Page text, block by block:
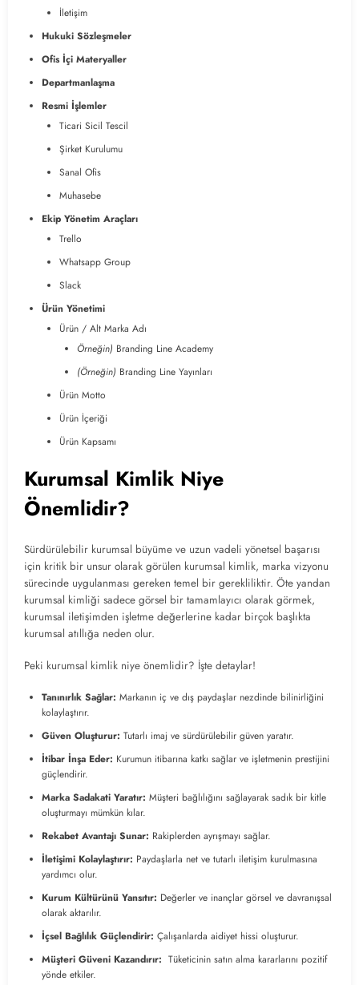
İletişim
Hukuki Sözleşmeler
Ofis İçi Materyaller
Departmanlaşma
Resmi İşlemler
Ticari Sicil Tescil
Şirket Kurulumu
Sanal Ofis
Muhasebe
Ekip Yönetim Araçları
Trello
Whatsapp Group
Slack
Ürün Yönetimi
Ürün / Alt Marka Adı
Örneğin) Branding Line Academy
(Örneğin) Branding Line Yayınları
Ürün Motto
Ürün İçeriği
Ürün Kapsamı
Kurumsal Kimlik Niye
Önemlidir?
Sürdürülebilir kurumsal büyüme ve uzun vadeli yönetsel başarısı
için kritik bir unsur olarak görülen kurumsal kimlik, marka vizyonu
sürecinde uygulanması gereken temel bir gerekliliktir. Öte yandan
kurumsal kimliği sadece görsel bir tamamlayıcı olarak görmek,
kurumsal iletişimden işletme değerlerine kadar birçok başlıkta
kurumsal atıllığa neden olur.
Peki kurumsal kimlik niye önemlidir? İşte detaylar!
Tanınırlık Sağlar: Markanın iç ve dış paydaşlar nezdinde bilinirliğini
kolaylaştırır.
Güven Oluşturur: Tutarlı imaj ve sürdürülebilir güven yaratır.
İtibar İnşa Eder: Kurumun itibarına katkı sağlar ve işletmenin prestijini
güçlendirir.
Marka Sadakati Yaratır: Müşteri bağlılığını sağlayarak sadık bir kitle
oluşturmayı mümkün kılar.
Rekabet Avantajı Sunar: Rakiplerden ayrışmayı sağlar.
İletişimi Kolaylaştırır: Paydaşlarla net ve tutarlı iletişim kurulmasına
yardımcı olur.
Kurum Kültürünü Yansıtır: Değerler ve inançlar görsel ve davranışsal
olarak aktarılır.
İçsel Bağlılık Güçlendirir: Çalışanlarda aidiyet hissi oluşturur.
Müşteri Güveni Kazandırır: Tüketicinin satın alma kararlarını pozitif
yönde etkiler.